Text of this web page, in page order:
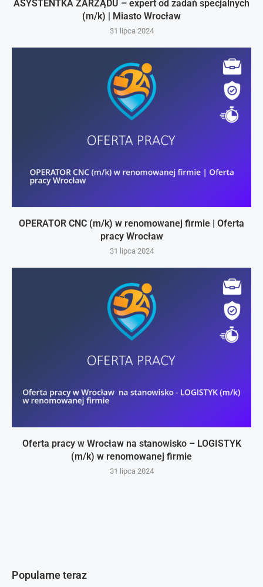
ASYSTENTKA ZARZĄDU – expert od zadań specjalnych
(m/k) | Miasto Wrocław
31 lipca 2024
OPERATOR CNC (m/k) w renomowanej firmie | Oferta
pracy Wrocław
31 lipca 2024
Oferta pracy w Wrocław na stanowisko – LOGISTYK
(m/k) w renomowanej firmie
31 lipca 2024
Popularne teraz